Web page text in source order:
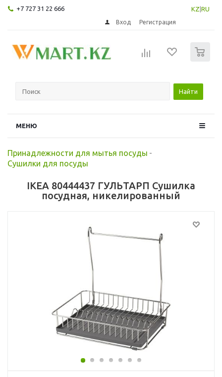
+7 727 31 22 666 KZ RU
Вход Регистрация
Найти
МЕНЮ
Принадлежности для мытья посуды -
Сушилки для посуды
IKEA 80444437 ГУЛЬТАРП Сушилка
посудная, никелированный